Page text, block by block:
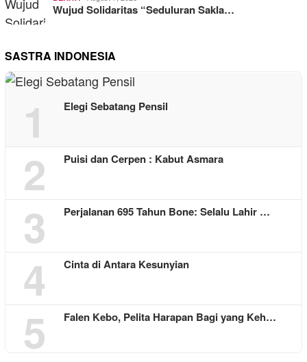
Wujud Solidaritas “Seduluran Sakla…
SASTRA INDONESIA
1 Elegi Sebatang Pensil
2 Puisi dan Cerpen : Kabut Asmara
3 Perjalanan 695 Tahun Bone: Selalu Lahir …
4 Cinta di Antara Kesunyian
5 Falen Kebo, Pelita Harapan Bagi yang Keh…